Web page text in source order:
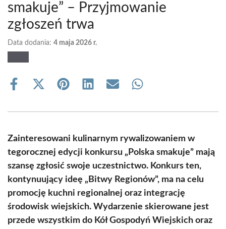
smakuje” – Przyjmowanie
zgłoszeń trwa
Data dodania: 4 maja 2026 r.
Share
Share
(Twitter)
Share Share Share Share
Zainteresowani kulinarnym rywalizowaniem w
tegorocznej edycji konkursu „Polska smakuje” mają
szansę zgłosić swoje uczestnictwo. Konkurs ten,
kontynuujący ideę „Bitwy Regionów”, ma na celu
promocję kuchni regionalnej oraz integrację
środowisk wiejskich. Wydarzenie skierowane jest
przede wszystkim do Kół Gospodyń Wiejskich oraz